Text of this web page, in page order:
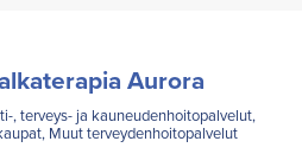
Aurora
, terveys- ja kauneudenhoitopalvelut,
Muut terveydenhoitopalvelut